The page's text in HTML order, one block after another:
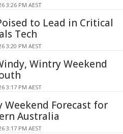
3:26 PM AEST
to Lead in Critical
Tech
3:20 PM AEST
Wintry Weekend
3:17 PM AEST
Weekend Forecast for
Australia
3:17 PM AEST